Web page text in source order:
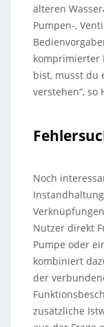
älteren
Pumpen-,
komprimierter
bist, musst du
verstehen“, so
Noch
Nutzer direkt
Pumpe oder
kombiniert
der
zusätzliche